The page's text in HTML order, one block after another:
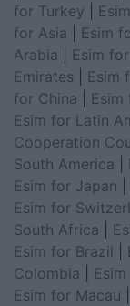
for Turkey
for Asia
Esim
Arabia
Esim
Emirates
Esim
for China
Esim for Latin
Cooperation
South America
Esim for Japan
Esim for
South Africa
Esim for Brazil
Colombia
Esim for Macau